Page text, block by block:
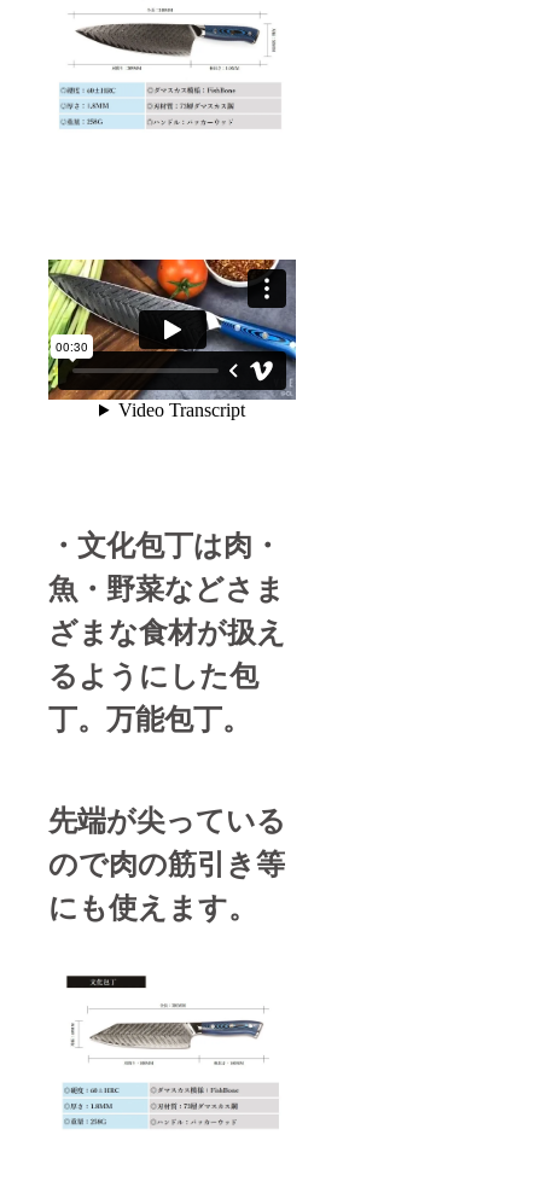
・文化包丁は肉・
魚・野菜などさま
ざまな食材が扱え
るようにした包
丁。万能包丁。
先端が尖っている
ので肉の筋引き等
にも使えます。